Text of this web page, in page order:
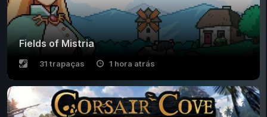
Fields of Mistria
31 trapaças 1 hora atrás